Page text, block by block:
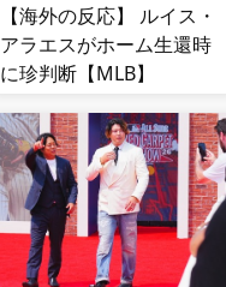
【海外の反応】 ルイス・
アラエスがホーム生還時
に珍判断【MLB】